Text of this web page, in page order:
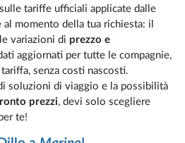
tariffe ufficiali applicate dalle
momento della tua richiesta: il
variazioni di prezzo e
aggiornati per tutte le compagnie,
senza costi nascosti.
soluzioni di viaggio e la possibilità
prezzi, devi solo scegliere
te!